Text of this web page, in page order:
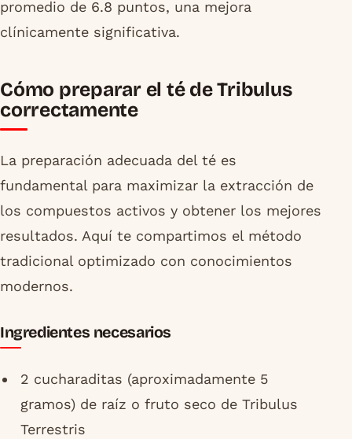
promedio de 6.8 puntos, una mejora
clínicamente significativa.
Cómo preparar el té de Tribulus
correctamente
La preparación adecuada del té es
fundamental para maximizar la extracción de
los compuestos activos y obtener los mejores
resultados. Aquí te compartimos el método
tradicional optimizado con conocimientos
modernos.
Ingredientes necesarios
2 cucharaditas (aproximadamente 5
gramos) de raíz o fruto seco de Tribulus
Terrestris